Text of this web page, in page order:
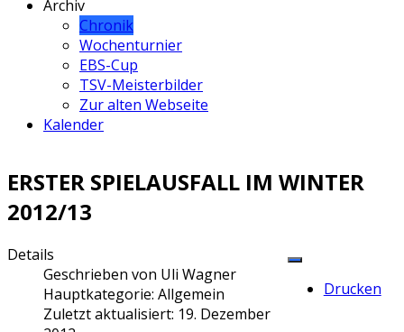
Archiv
Chronik
Wochenturnier
EBS-Cup
TSV-Meisterbilder
Zur alten Webseite
Kalender
ERSTER SPIELAUSFALL IM WINTER
2012/13
Drucken
Details
Geschrieben von Uli Wagner
Hauptkategorie: Allgemein
Zuletzt aktualisiert: 19. Dezember